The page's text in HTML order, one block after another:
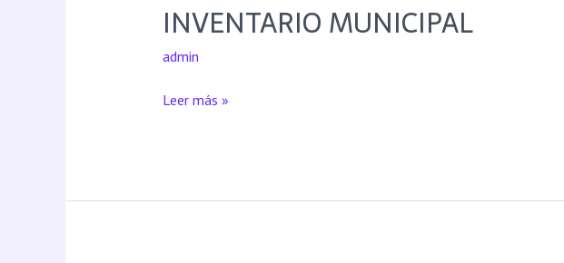
INVENTARIO MUNICIPAL
admin
Leer más »